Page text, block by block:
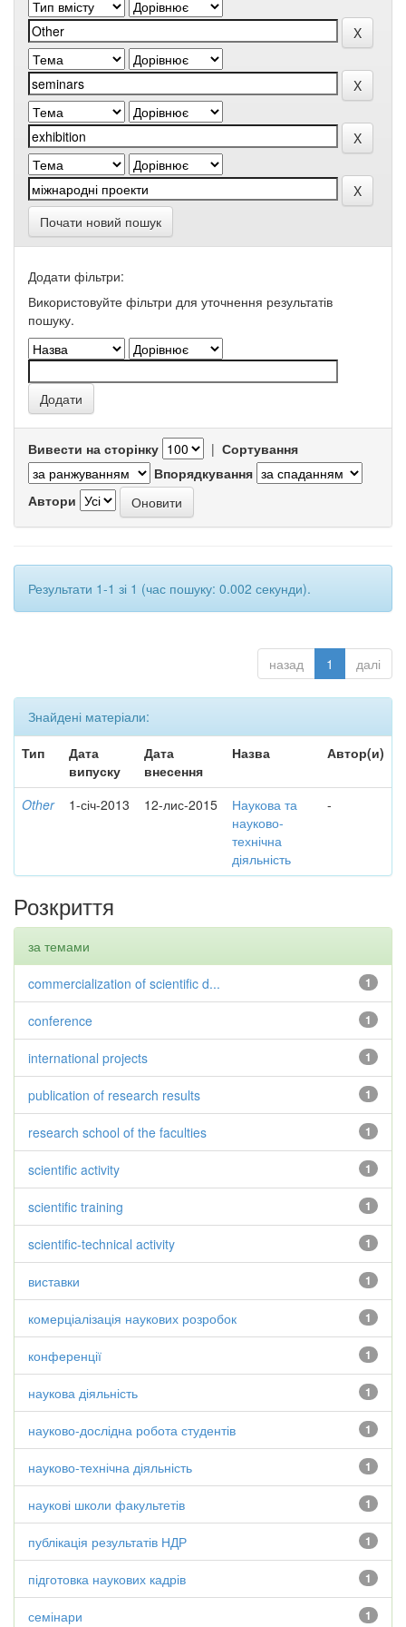
Почати новий пошук
Додати фільтри:
Використовуйте фільтри для уточнення результатів
пошуку.
Вивести на сторінку | Сортування
Впорядкування
Автори
Результати 1-1 зі 1 (час пошуку: 0.002 секунди).
назад 1 далі
Знайдені матеріали:
Тип
Дата
випуску
Дата
внесення
Назва Автор(и)
Other 1-січ-2013 12-лис-2015
Наукова та
науково-
технічна
діяльність
-
Розкриття
за темами
1
commercialization of scientific d...
1
conference
1
international projects
1
publication of research results
1
research school of the faculties
1
scientific activity
1
scientific training
1
scientific-technical activity
1
виставки
1
комерціалізація наукових розробок
1
конференції
1
наукова діяльність
1
науково-дослідна робота студентів
1
науково-технічна діяльність
1
наукові школи факультетів
1
публікація результатів НДР
1
підготовка наукових кадрів
1
семінари